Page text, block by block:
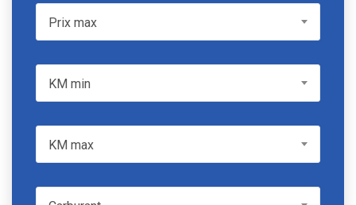
Prix maxPrix max
KM min
KM max
Carburant